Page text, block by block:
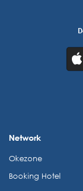
Network
Okezone
Booking Hotel